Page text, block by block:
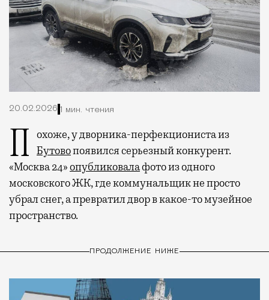
20.02.2026 1 мин. чтения
Похоже, у дворника-перфекциониста из
Бутовопоявился серьезный конкурент.
«Москва 24»опубликовалафото из одного
московского ЖК, где коммунальщик не просто
убрал снег, а превратил двор в какое-то музейное
пространство.
ПРОДОЛЖЕНИЕ НИЖЕ